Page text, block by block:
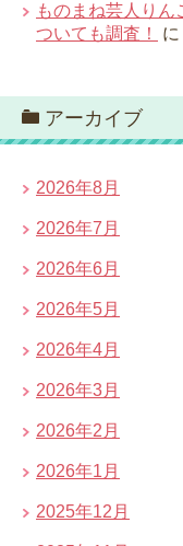
ものまね芸人りん
ついても調査！
に
アーカイブ
2026年8月
2026年7月
2026年6月
2026年5月
2026年4月
2026年3月
2026年2月
2026年1月
2025年12月